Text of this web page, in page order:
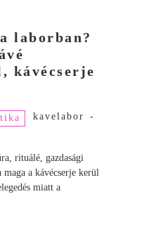
laborban?
kávécserje
kavelabor
-
rituálé, gazdasági
a kávécserje kerül
miatt a